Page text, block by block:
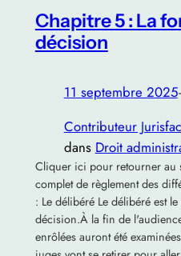
Chapitre 5 : La
décision
11 septembre 2025
Contributeur Jurisfac
dans Droit
Cliquer ici pour retourner au
complet de règlement des
: Le délibéré Le délibéré est
décision.À la fin de
enrôlées auront été